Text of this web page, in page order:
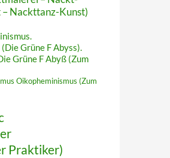
Nackttanz-Kunst)
Grüne F Abyss).
Grüne F Abyß (Zum
Oikopheminismus (Zum
Praktiker)